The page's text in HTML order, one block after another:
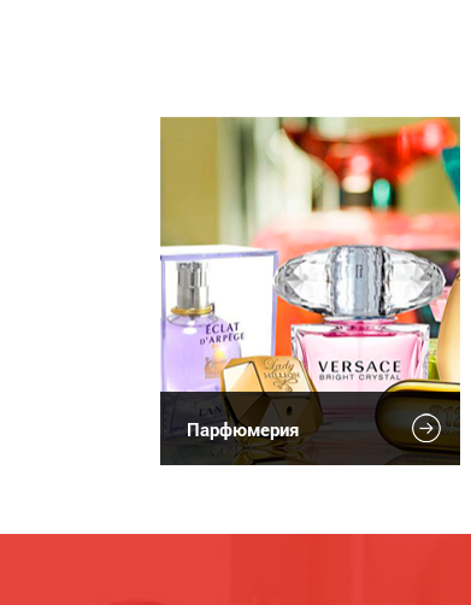
Парфюмерия